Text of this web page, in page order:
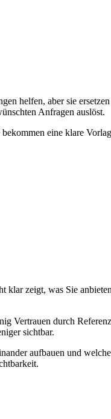
helfen, aber sie
Anfragen auslöst.
eine klare
klar zeigt, was Sie
Vertrauen durch
sichtbar.
aufbauen und